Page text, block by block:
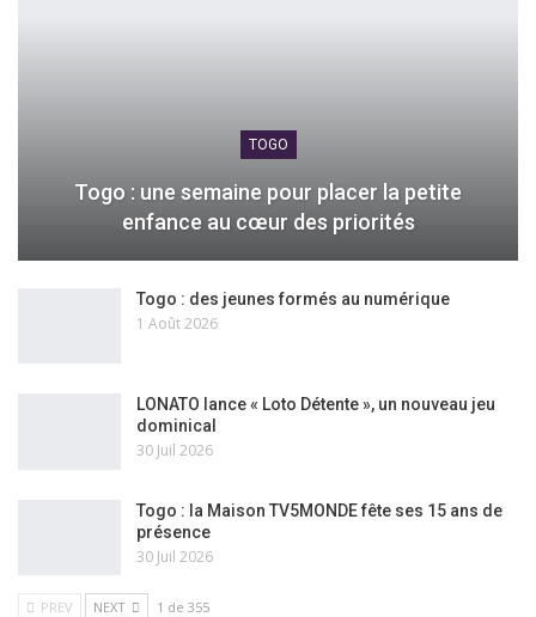
TOGO
Togo : une semaine pour placer la petite
enfance au cœur des priorités
Togo : des jeunes formés au numérique
1 Août 2026
LONATO lance « Loto Détente », un nouveau jeu
dominical
30 Juil 2026
Togo : la Maison TV5MONDE fête ses 15 ans de
présence
30 Juil 2026
PREV NEXT 1 de 355